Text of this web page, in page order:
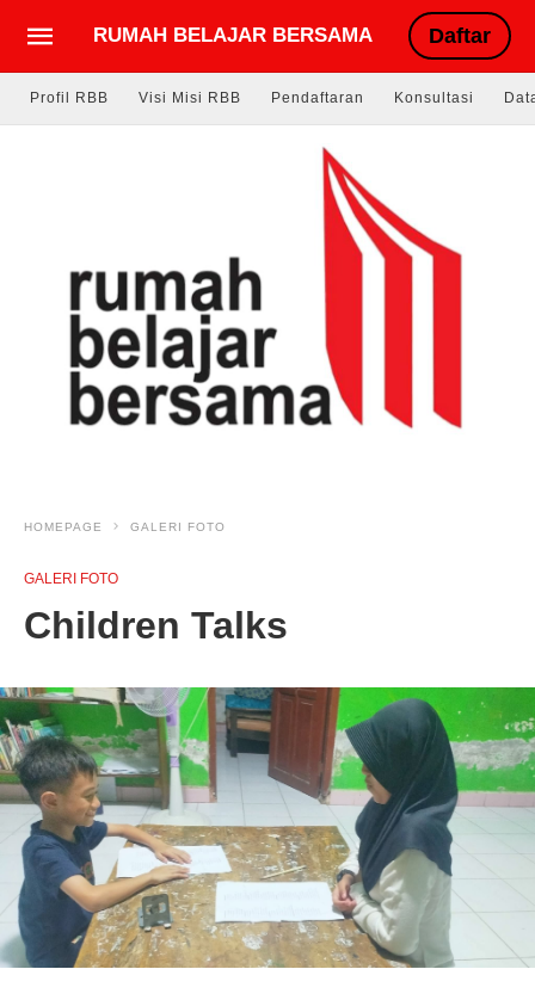
RUMAH BELAJAR BERSAMA Daftar
Profil RBB Visi Misi RBB Pendaftaran Konsultasi
HOMEPAGE GALERI FOTO
GALERI FOTO
Children Talks